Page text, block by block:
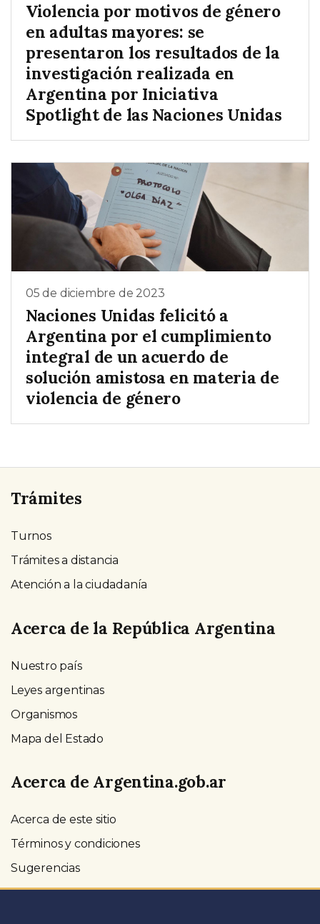
Violencia por motivos de género
en adultas mayores: se
presentaron los resultados de la
investigación realizada en
Argentina por Iniciativa
Spotlight de las Naciones Unidas
05 de diciembre de 2023
Naciones Unidas felicitó a
Argentina por el cumplimiento
integral de un acuerdo de
solución amistosa en materia de
violencia de género
Trámites
Turnos
Trámites a distancia
Atención a la ciudadanía
Acerca de la República Argentina
Nuestro país
Leyes argentinas
Organismos
Mapa del Estado
Acerca de Argentina.gob.ar
Acerca de este sitio
Términos y condiciones
Sugerencias